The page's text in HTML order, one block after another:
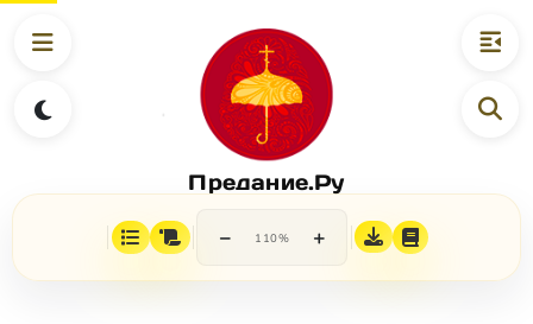
Предание.Ру
− 110% +